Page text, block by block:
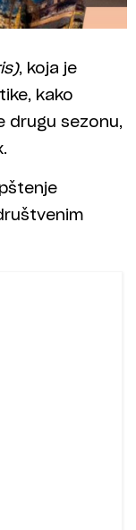
, koja je
kako
drugu sezonu,